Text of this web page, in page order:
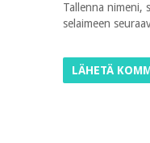
Tallenna nimeni,
selaimeen